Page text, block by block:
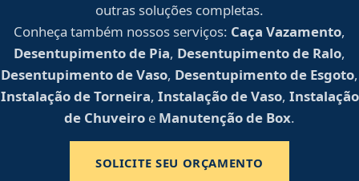
outras soluções completas.
Conheça também nossos serviços: Caça Vazamento,
Desentupimento de Pia, Desentupimento de Ralo,
Desentupimento de Vaso, Desentupimento de Esgoto,
Instalação de Torneira, Instalação de Vaso, Instalação
de Chuveiro e Manutenção de Box.
SOLICITE SEU ORÇAMENTO